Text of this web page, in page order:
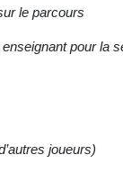
le parcours
pour la
joueurs)